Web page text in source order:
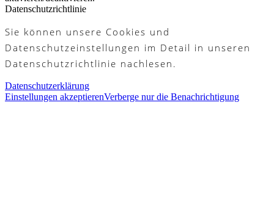
Datenschutzrichtlinie
Sie können unsere Cookies und
Datenschutzeinstellungen im Detail in unseren
Datenschutzrichtlinie nachlesen.
Datenschutzerklärung
Einstellungen akzeptierenVerberge nur die Benachrichtigung